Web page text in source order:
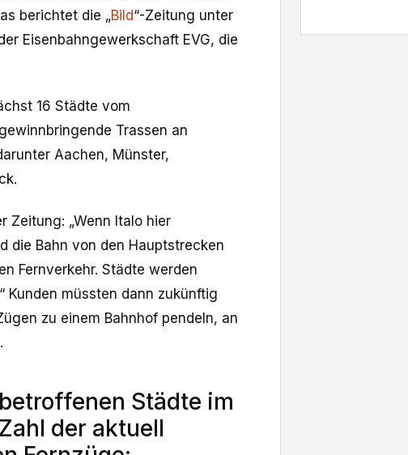
berichtet die „Bild“-Zeitung unter
Eisenbahngewerkschaft EVG, die
16 Städte vom
Trassen an
Aachen, Münster,
Zeitung: „Wenn Italo hier
die Bahn von den Hauptstrecken
Fernverkehr. Städte werden
Kunden müssten dann zukünftig
zu einem Bahnhof pendeln, an
Städte im
der aktuell